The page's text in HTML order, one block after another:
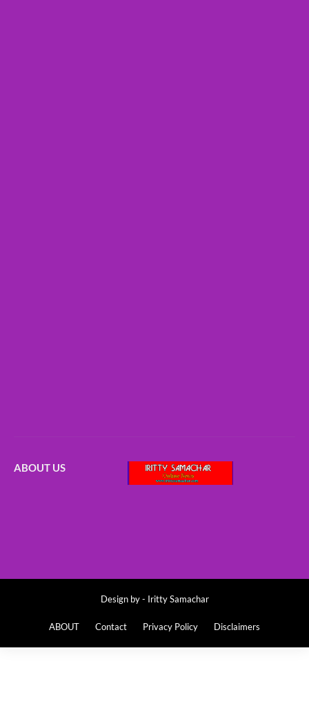
ABOUT US
Design by - Iritty Samachar
ABOUT Contact Privacy Policy Disclaimers